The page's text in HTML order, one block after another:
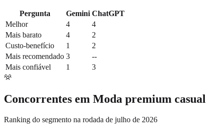
Pergunta Gemini ChatGPT
Melhor
4
4
Mais barato
4
2
Custo-benefício
1
2
Mais recomendado 3
--
Mais confiável
1 3
Concorrentes em Moda premium casual
Ranking do segmento na rodada de julho de 2026